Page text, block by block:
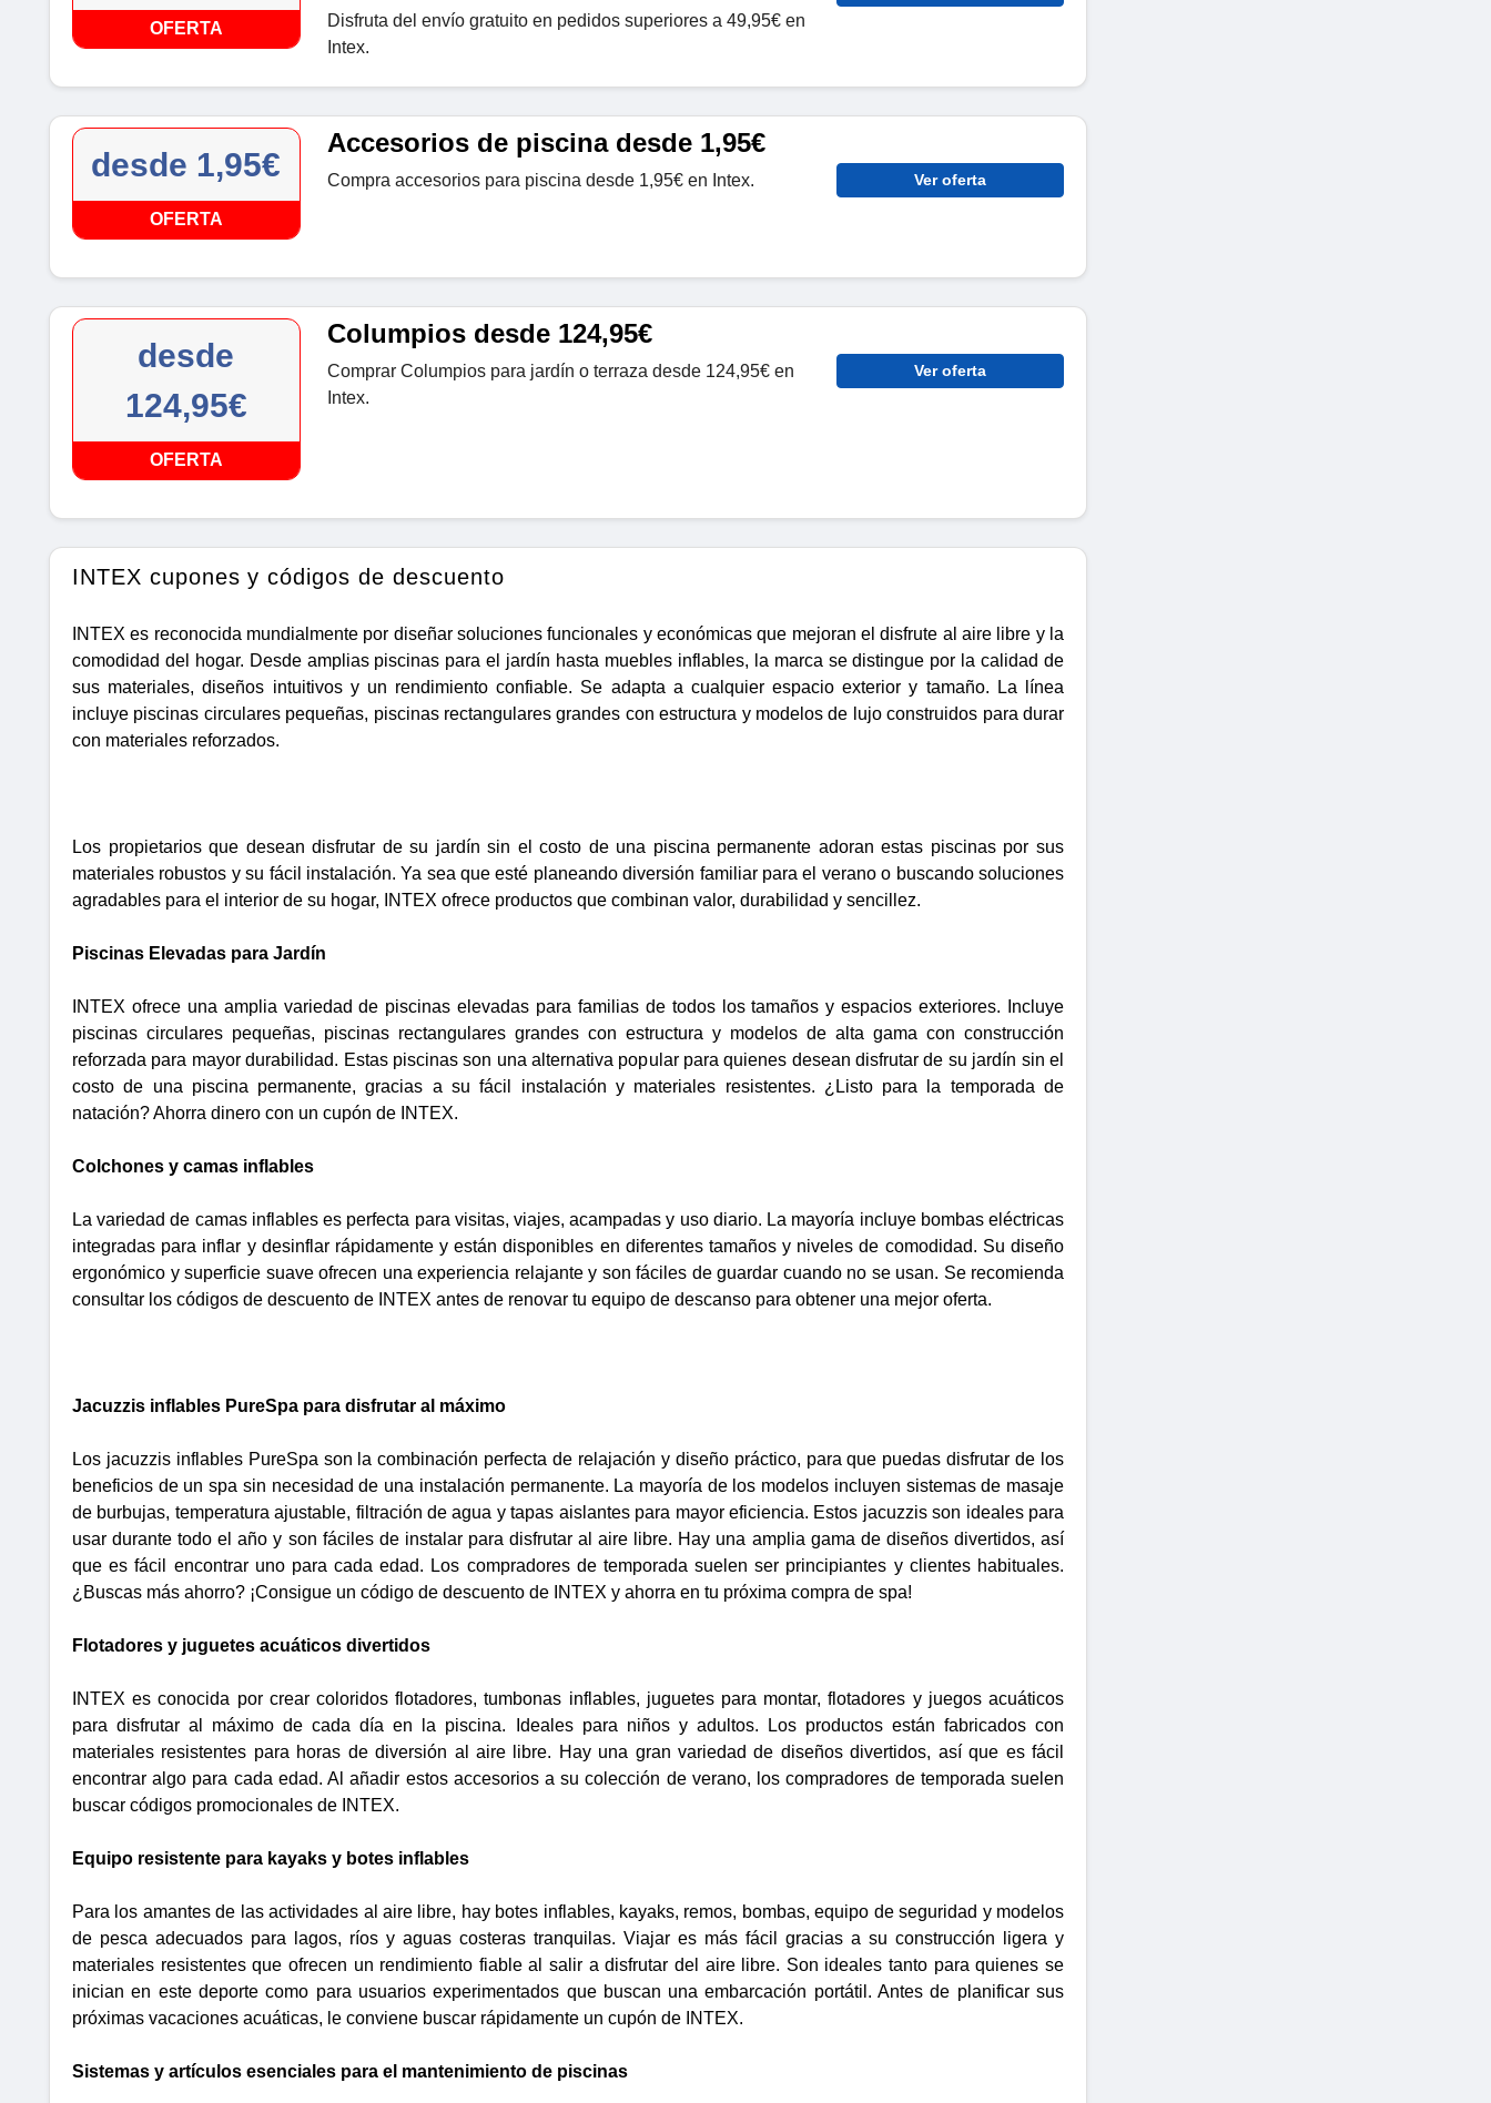
OFERTA
Disfruta del envío gratuito en pedidos superiores a 49,95€ en
Intex.
desde 1,95€
OFERTA
Accesorios de piscina desde 1,95€
Compra accesorios para piscina desde 1,95€ en Intex. Ver oferta
desde
124,95€
OFERTA
Columpios desde 124,95€
Comprar Columpios para jardín o terraza desde 124,95€ en
Intex.
Ver oferta
INTEX cupones y códigos de descuento
INTEX es reconocida mundialmente por diseñar soluciones funcionales y económicas que mejoran el disfrute al aire libre y la
comodidad del hogar. Desde amplias piscinas para el jardín hasta muebles inflables, la marca se distingue por la calidad de
sus materiales, diseños intuitivos y un rendimiento confiable. Se adapta a cualquier espacio exterior y tamaño. La línea
incluye piscinas circulares pequeñas, piscinas rectangulares grandes con estructura y modelos de lujo construidos para durar
con materiales reforzados.
Los propietarios que desean disfrutar de su jardín sin el costo de una piscina permanente adoran estas piscinas por sus
materiales robustos y su fácil instalación. Ya sea que esté planeando diversión familiar para el verano o buscando soluciones
agradables para el interior de su hogar, INTEX ofrece productos que combinan valor, durabilidad y sencillez.
Piscinas Elevadas para Jardín
INTEX ofrece una amplia variedad de piscinas elevadas para familias de todos los tamaños y espacios exteriores. Incluye
piscinas circulares pequeñas, piscinas rectangulares grandes con estructura y modelos de alta gama con construcción
reforzada para mayor durabilidad. Estas piscinas son una alternativa popular para quienes desean disfrutar de su jardín sin el
costo de una piscina permanente, gracias a su fácil instalación y materiales resistentes. ¿Listo para la temporada de
natación? Ahorra dinero con un cupón de INTEX.
Colchones y camas inflables
La variedad de camas inflables es perfecta para visitas, viajes, acampadas y uso diario. La mayoría incluye bombas eléctricas
integradas para inflar y desinflar rápidamente y están disponibles en diferentes tamaños y niveles de comodidad. Su diseño
ergonómico y superficie suave ofrecen una experiencia relajante y son fáciles de guardar cuando no se usan. Se recomienda
consultar los códigos de descuento de INTEX antes de renovar tu equipo de descanso para obtener una mejor oferta.
Jacuzzis inflables PureSpa para disfrutar al máximo
Los jacuzzis inflables PureSpa son la combinación perfecta de relajación y diseño práctico, para que puedas disfrutar de los
beneficios de un spa sin necesidad de una instalación permanente. La mayoría de los modelos incluyen sistemas de masaje
de burbujas, temperatura ajustable, filtración de agua y tapas aislantes para mayor eficiencia. Estos jacuzzis son ideales para
usar durante todo el año y son fáciles de instalar para disfrutar al aire libre. Hay una amplia gama de diseños divertidos, así
que es fácil encontrar uno para cada edad. Los compradores de temporada suelen ser principiantes y clientes habituales.
¿Buscas más ahorro? ¡Consigue un código de descuento de INTEX y ahorra en tu próxima compra de spa!
Flotadores y juguetes acuáticos divertidos
INTEX es conocida por crear coloridos flotadores, tumbonas inflables, juguetes para montar, flotadores y juegos acuáticos
para disfrutar al máximo de cada día en la piscina. Ideales para niños y adultos. Los productos están fabricados con
materiales resistentes para horas de diversión al aire libre. Hay una gran variedad de diseños divertidos, así que es fácil
encontrar algo para cada edad. Al añadir estos accesorios a su colección de verano, los compradores de temporada suelen
buscar códigos promocionales de INTEX.
Equipo resistente para kayaks y botes inflables
Para los amantes de las actividades al aire libre, hay botes inflables, kayaks, remos, bombas, equipo de seguridad y modelos
de pesca adecuados para lagos, ríos y aguas costeras tranquilas. Viajar es más fácil gracias a su construcción ligera y
materiales resistentes que ofrecen un rendimiento fiable al salir a disfrutar del aire libre. Son ideales tanto para quienes se
inician en este deporte como para usuarios experimentados que buscan una embarcación portátil. Antes de planificar sus
próximas vacaciones acuáticas, le conviene buscar rápidamente un cupón de INTEX.
Sistemas y artículos esenciales para el mantenimiento de piscinas